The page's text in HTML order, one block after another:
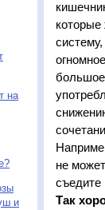
на
и
большое
не
съедите
Так